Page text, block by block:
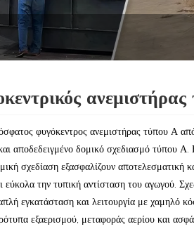
φυγόκεντρος ανεμιστήρας τύπου Α
αποδεδειγμένο δομικό σχεδιασμό τύπου
σχεδίαση εξασφαλίζουν αποτελεσματική
εύκολα την τυπική αντίσταση του αγωγού.
εγκατάσταση και λειτουργία με χαμηλό
εξαερισμού, μεταφοράς αερίου και